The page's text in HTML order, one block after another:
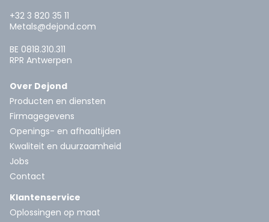
+32 3 820 35 11
Metals@dejond.com
BE 0818.310.311
RPR Antwerpen
Over Dejond
Producten en diensten
Firmagegevens
Openings- en afhaaltijden
Kwaliteit en duurzaamheid
Jobs
Contact
Klantenservice
Oplossingen op maat